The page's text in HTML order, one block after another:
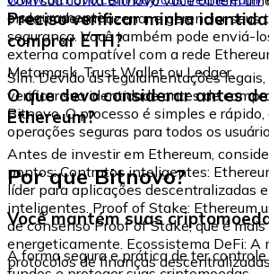
e seguramente.
onde pode armazenar e gerenciar seus
segurança. Você também pode enviá-
externa compatível com a rede
Metamask, Trust Wallet ou Ledger.
Preciso verificar minha
comprar ETH?
Sim. Devido às regulamentações
verificar sua identidade antes de
Bitnovo. O processo é simples e rápido,
operações seguras para todos os
O que devo considerar antes
Ethereum?
Antes de investir em Ethereum,
pontos: Contratos inteligentes:
líder para aplicações descentralizadas
inteligentes. Proof of Stake: Ethereum
de consenso Proof of Stake, que é
energeticamente. Ecossistema DeFi: A
protocolos de finanças
Por que Bitnovo?
Você mantém suas
A forma segura e prática de ter